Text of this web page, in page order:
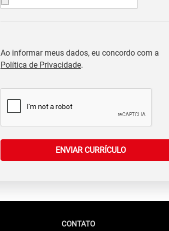
Ao informar meus dados, eu concordo com a
Política de Privacidade.
ENVIAR CURRÍCULO
CONTATO